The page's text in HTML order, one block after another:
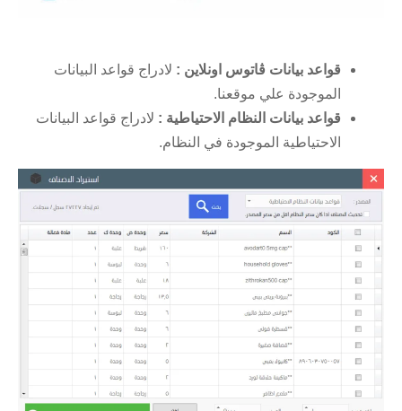
قواعد بيانات ڤاتوس اونلاين : لادراج قواعد البيانات
الموجودة علي موقعنا.
قواعد بيانات النظام الاحتياطية : لادراج قواعد البيانات
الاحتياطية الموجودة في النظام.